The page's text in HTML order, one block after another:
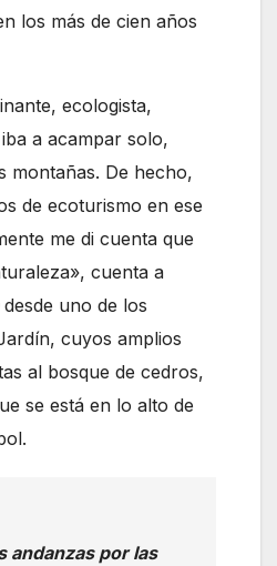
los más de cien años
ecologista,
a acampar solo,
montañas. De hecho,
de ecoturismo en ese
me di cuenta que
cuenta a
desde uno de los
cuyos amplios
al bosque de cedros,
se está en lo alto de
andanzas por las